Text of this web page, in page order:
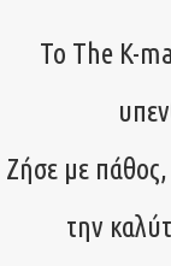
Το The K-
Ζήσε με
την